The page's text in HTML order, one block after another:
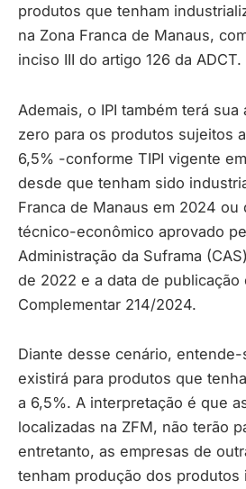
produtos que tenham
na Zona Franca de Manaus,
inciso III do artigo 126 da ADCT.
Ademais, o IPI também terá
zero para os produtos sujeitos
6,5% -conforme TIPI vigente
desde que tenham sido
Franca de Manaus em 2024 ou
técnico-econômico aprovado
Administração da Suframa
de 2022 e a data de publicação
Complementar 214/2024.
Diante desse cenário, entende-
existirá para produtos que
a 6,5%. A interpretação é que
localizadas na ZFM, não terão
entretanto, as empresas de
tenham produção dos produtos